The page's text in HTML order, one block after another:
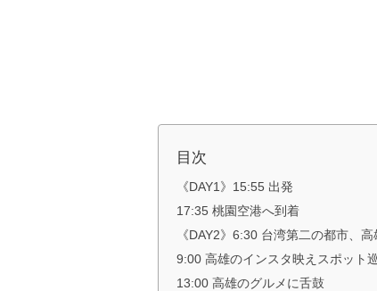
目次
《DAY1》15:55 出発
17:35 桃園空港へ到着
《DAY2》6:30 台湾第二の都市、高
9:00 高雄のインスタ映えスポット
13:00 高雄のグルメに舌鼓